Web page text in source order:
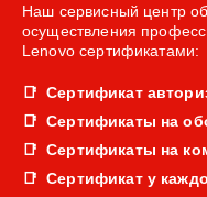
Наш сервисный центр
осуществления
Lenovo сертификатами:
Сертификат
Сертификаты на
Сертификаты на
Сертификат у